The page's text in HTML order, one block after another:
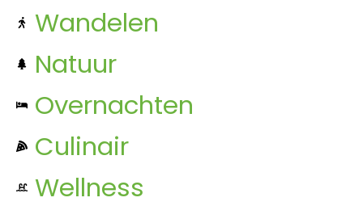
Wandelen
Natuur
Overnachten
Culinair
Wellness